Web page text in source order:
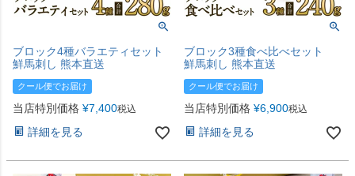
ブロック4種バラエティセット
鮮馬刺し 熊本直送
クール便でお届け
当店特別価格 ¥7,400税込
詳細を見る
ブロック3種食べ比べセット
鮮馬刺し 熊本直送
クール便でお届け
当店特別価格 ¥6,900税込
詳細を見る